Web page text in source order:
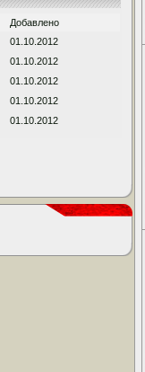
Добавлено
01.10.2012
01.10.2012
01.10.2012
01.10.2012
01.10.2012